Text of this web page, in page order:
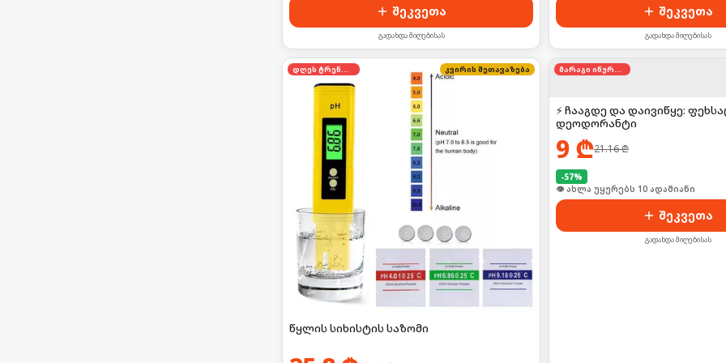
შეკვეთა
გადახდა მიღებისას
შეკვეთა
გადახდა მიღებისას
დღეს ტრენდში კვირის შეთავაზება
წყლის სიხისტის საზომი
მარაგი იწურება
⚡ ჩააგდე და დაივიწყე:
დეოდორანტი
9₾21.16₾
-57%
👁 ახლა უყურებს 10 ადამიანი
შეკვეთა
გადახდა მიღებისას